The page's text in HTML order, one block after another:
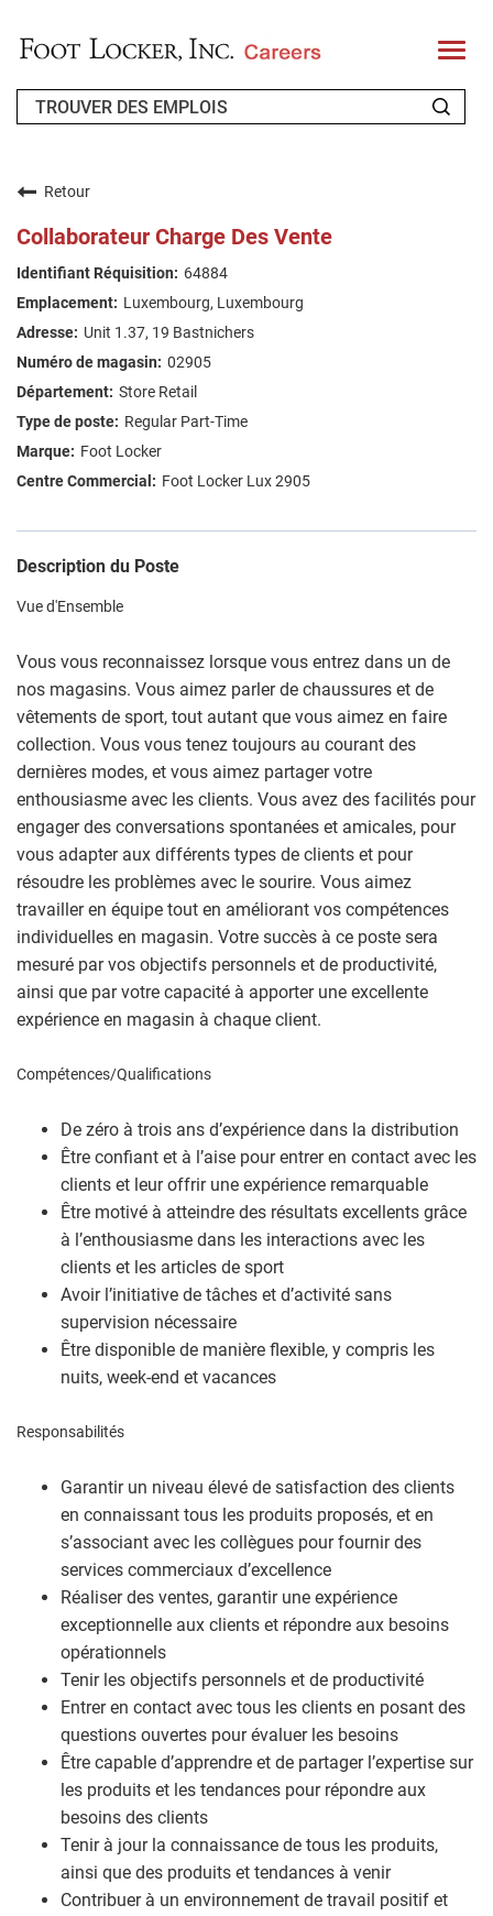
T
o
l
FAQ
RECHERCHE DE TRAVAIL
Retour
Collaborateur Charge Des Vente
64884
Luxembourg, Luxembourg
Unit 1.37, 19 Bastnichers
02905
Store Retail
Regular Part-Time
Foot Locker
Foot Locker Lux 2905
Description du Poste
Vue d'Ensemble
Vous vous reconnaissez lorsque vous entrez dans un de
nos magasins. Vous aimez parler de chaussures et de
vêtements de sport, tout autant que vous aimez en faire
collection. Vous vous tenez toujours au courant des
dernières modes, et vous aimez partager votre
enthousiasme avec les clients. Vous avez des facilités pour
engager des conversations spontanées et amicales, pour
vous adapter aux différents types de clients et pour
résoudre les problèmes avec le sourire. Vous aimez
travailler en équipe tout en améliorant vos compétences
individuelles en magasin. Votre succès à ce poste sera
mesuré par vos objectifs personnels et de productivité,
ainsi que par votre capacité à apporter une excellente
expérience en magasin à chaque client.
Compétences/Qualifications
De zéro à trois ans d’expérience dans la distribution
Être confiant et à l’aise pour entrer en contact avec les
clients et leur offrir une expérience remarquable
Être motivé à atteindre des résultats excellents grâce
à l’enthousiasme dans les interactions avec les
clients et les articles de sport
Avoir l’initiative de tâches et d’activité sans
supervision nécessaire
Être disponible de manière flexible, y compris les
nuits, week-end et vacances
Responsabilités
Garantir un niveau élevé de satisfaction des clients
en connaissant tous les produits proposés, et en
s’associant avec les collègues pour fournir des
services commerciaux d’excellence
Réaliser des ventes, garantir une expérience
exceptionnelle aux clients et répondre aux besoins
opérationnels
Tenir les objectifs personnels et de productivité
Entrer en contact avec tous les clients en posant des
questions ouvertes pour évaluer les besoins
Être capable d’apprendre et de partager l’expertise sur
les produits et les tendances pour répondre aux
besoins des clients
Tenir à jour la connaissance de tous les produits,
ainsi que des produits et tendances à venir
Contribuer à un environnement de travail positif et